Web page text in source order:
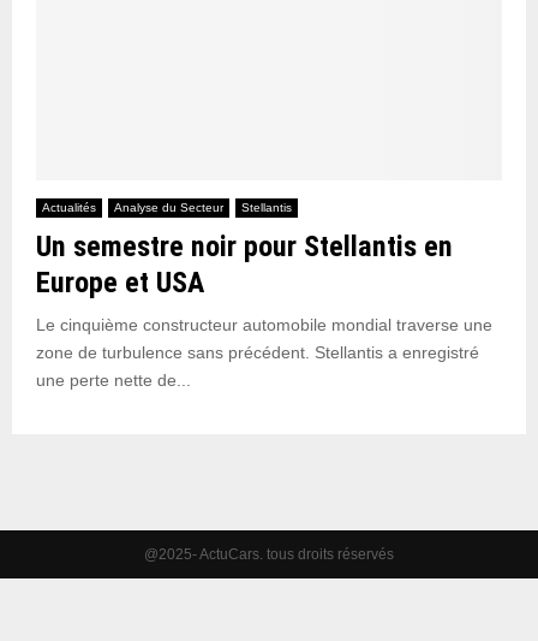
Actualités Analyse du Secteur Stellantis
Un semestre noir pour Stellantis en
Europe et USA
Le cinquième constructeur automobile mondial traverse une
zone de turbulence sans précédent. Stellantis a enregistré
une perte nette de...
@2025- ActuCars. tous droits réservés